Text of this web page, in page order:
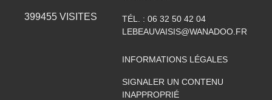
399455 VISITES TÉL. : 06 32 50 42 04
LEBEAUVAISIS@WANADOO.FR
INFORMATIONS LÉGALES
SIGNALER UN CONTENU
INAPPROPRIÉ